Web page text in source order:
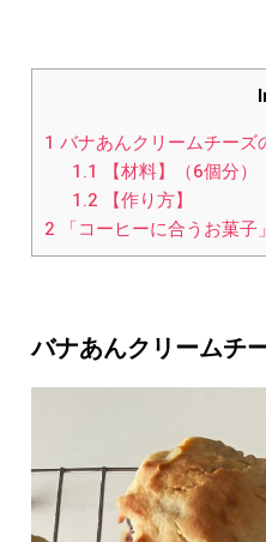
1 バナあんクリームチーズ
1.1
【材料】（6個分）
1.2 【作り方】
2 「コーヒーに合うお菓
バナあんクリームチ